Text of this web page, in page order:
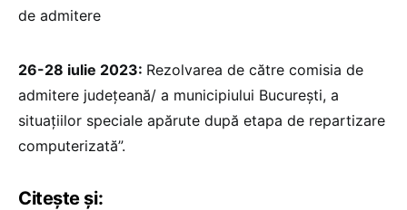
de admitere
26-28 iulie 2023: Rezolvarea de către comisia de
admitere județeană/ a municipiului București, a
situațiilor speciale apărute după etapa de repartizare
computerizată”.
Citește și: